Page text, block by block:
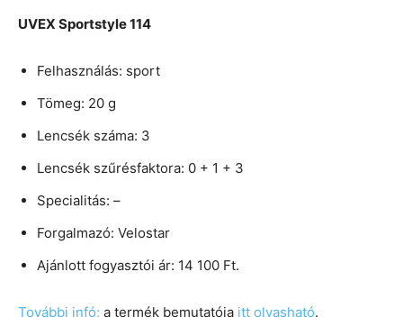
UVEX Sportstyle 114
Felhasználás: sport
Tömeg: 20 g
Lencsék száma: 3
Lencsék szűrésfaktora: 0 + 1 + 3
Specialitás: –
Forgalmazó: Velostar
Ajánlott fogyasztói ár: 14 100 Ft.
További infó; a termék bemutatója itt olvasható.